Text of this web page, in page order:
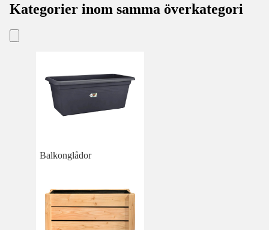
Kategorier inom samma överkategori
Balkonglådor